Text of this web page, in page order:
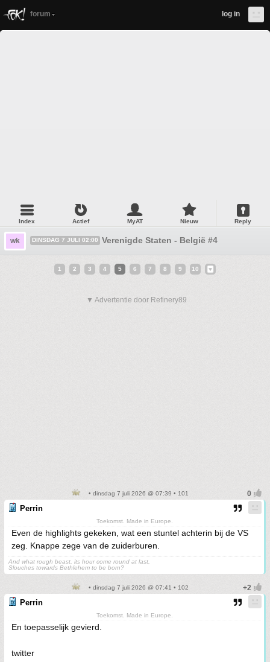
forum log in
Index Actief MyAT Nieuw Reply
wk DINSDAG 7 JULI 02:00 Verenigde Staten - België #4
1 2 3 4 5 6 7 8 9 10
▼ Advertentie door Refinery89
• dinsdag 7 juli 2026 @ 07:39 • 101
Perrin
Toekomst. Made in Europe.
Even de highlights gekeken, wat een stuntel achterin bij de VS
zeg. Knappe zege van de zuiderburen.
And what rough beast, its hour come round at last,
Slouches towards Bethlehem to be born?
• dinsdag 7 juli 2026 @ 07:41 • 102
Perrin
Toekomst. Made in Europe.
En toepasselijk gevierd.
twitter